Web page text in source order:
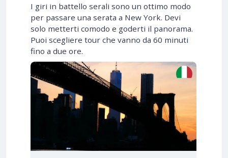
I giri in battello serali sono un ottimo modo
per passare una serata a New York. Devi
solo metterti comodo e goderti il panorama.
Puoi scegliere tour che vanno da 60 minuti
fino a due ore.